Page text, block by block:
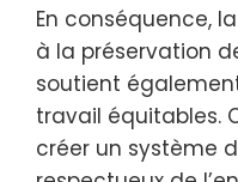
En conséquence,
à la préservation
soutient
travail équitables.
créer un système